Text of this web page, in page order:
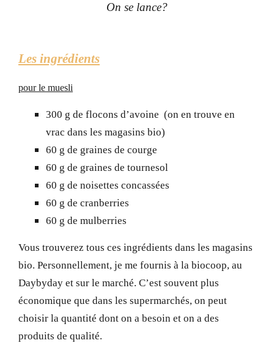
On se lance?
Les ingrédients
pour le muesli
300 g de flocons d’avoine (on en trouve en
vrac dans les magasins bio)
60 g de graines de courge
60 g de graines de tournesol
60 g de noisettes concassées
60 g de cranberries
60 g de mulberries
Vous trouverez tous ces ingrédients dans les magasins
bio. Personnellement, je me fournis à la biocoop, au
Daybyday et sur le marché. C’est souvent plus
économique que dans les supermarchés, on peut
choisir la quantité dont on a besoin et on a des
produits de qualité.